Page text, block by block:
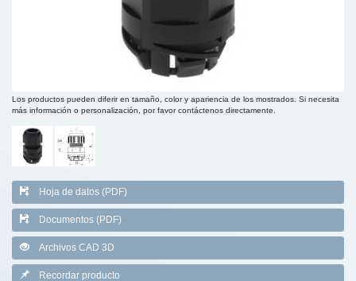
Los productos pueden diferir en tamaño, color y apariencia de los mostrados. Si necesita
más información o personalización, por favor contáctenos directamente.
Hoja de datos (PDF)
Documentos (PDF)
Archivos CAD 3D
Recordar producto